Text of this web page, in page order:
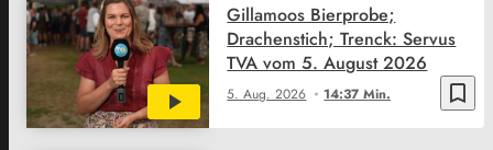
bookmark_border
5. Aug. 2026 14:37 Min.
Gillamoos Bierprobe;
Drachenstich; Trenck: Servus
TVA vom 5. August 2026